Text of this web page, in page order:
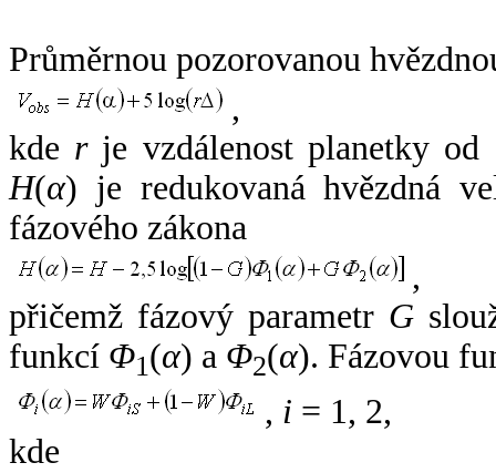
Průměrnou pozorovanou
,
kde rje vzdálenost planetky od
H(α) je redukovaná hvězdná
fázového zákona
,
přičemž fázový parametr G
funkcí Φ1(α) a Φ2(α). Fázovou
, i = 1, 2,
kde